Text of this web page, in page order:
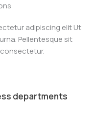
adipiscing elit Ut
Pellentesque sit
departments